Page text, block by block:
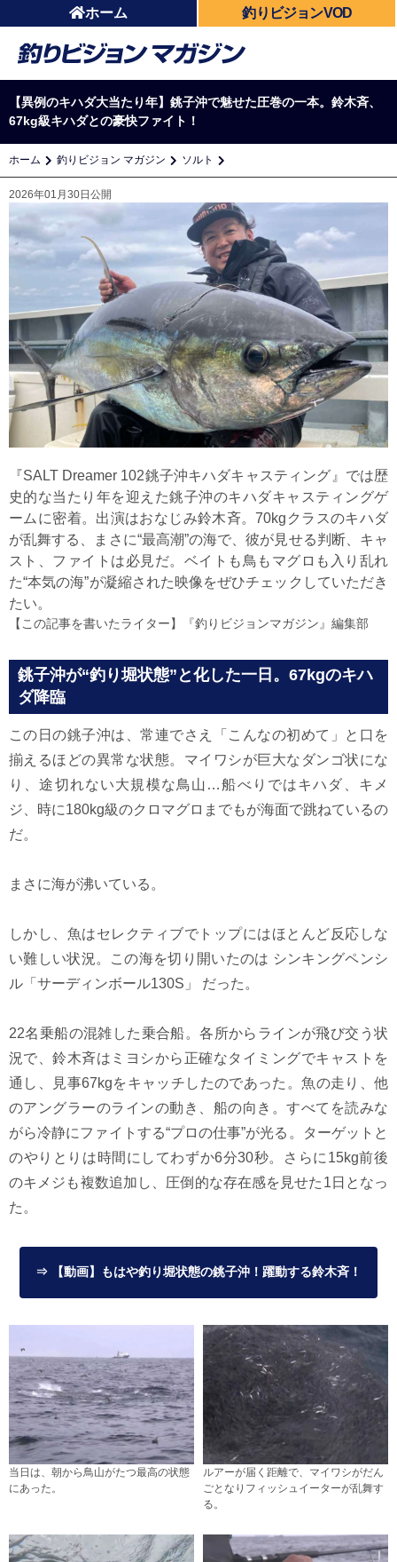
ホーム 釣りビジョンVOD
【異例のキハダ大当たり年】銚子沖で魅せた圧巻の一本。鈴木斉、
67kg級キハダとの豪快ファイト！
ホーム 釣りビジョン マガジン ソルト
2026年01月30日公開
『SALT Dreamer 102銚子沖キハダキャスティング』では歴
史的な当たり年を迎えた銚子沖のキハダキャスティングゲ
ームに密着。出演はおなじみ鈴木斉。70kgクラスのキハダ
が乱舞する、まさに“最高潮”の海で、彼が見せる判断、キャ
スト、ファイトは必見だ。ベイトも鳥もマグロも入り乱れ
た“本気の海”が凝縮された映像をぜひチェックしていただき
たい。
【この記事を書いたライター】 『釣りビジョンマガジン』編集部
銚子沖が“釣り堀状態”と化した一日。67kgのキハ
ダ降臨
この日の銚子沖は、常連でさえ「こんなの初めて」と口を
揃えるほどの異常な状態。マイワシが巨大なダンゴ状にな
り、途切れない大規模な鳥山…船べりではキハダ、キメ
ジ、時に180kg級のクロマグロまでもが海面で跳ねているの
だ。
まさに海が沸いている。
しかし、魚はセレクティブでトップにはほとんど反応しな
い難しい状況。この海を切り開いたのは シンキングペンシ
ル「サーディンボール130S」 だった。
22名乗船の混雑した乗合船。各所からラインが飛び交う状
況で、鈴木斉はミヨシから正確なタイミングでキャストを
通し、見事67kgをキャッチしたのであった。魚の走り、他
のアングラーのラインの動き、船の向き。すべてを読みな
がら冷静にファイトする“プロの仕事”が光る。ターゲットと
のやりとりは時間にしてわずか6分30秒。さらに15kg前後
のキメジも複数追加し、圧倒的な存在感を見せた1日となっ
た。
⇒ 【動画】もはや釣り堀状態の銚子沖！躍動する鈴木斉！
当日は、朝から鳥山がたつ最高の状態
にあった。
ルアーが届く距離で、マイワシがだん
ごとなりフィッシュイーターが乱舞す
る。